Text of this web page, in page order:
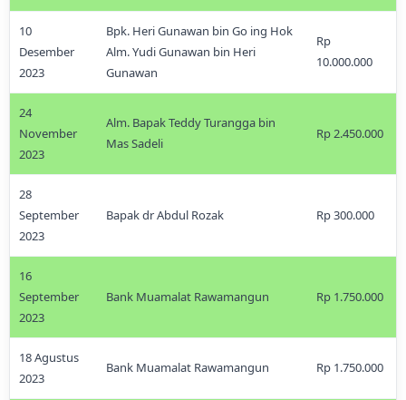
10
Desember
2023
Bpk. Heri Gunawan bin Go ing Hok
Alm. Yudi Gunawan bin Heri
Gunawan
Rp
10.000.000
24
November
2023
Alm. Bapak Teddy Turangga bin
Mas Sadeli
Rp 2.450.000
28
September
2023
Bapak dr Abdul Rozak Rp 300.000
16
September
2023
Bank Muamalat Rawamangun Rp 1.750.000
18 Agustus
2023
Bank Muamalat Rawamangun Rp 1.750.000